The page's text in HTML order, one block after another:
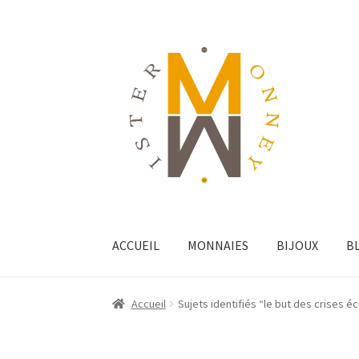
ACCUEIL MONNAIES BIJOUX
Accueil Sujets identifiés “le but des crises